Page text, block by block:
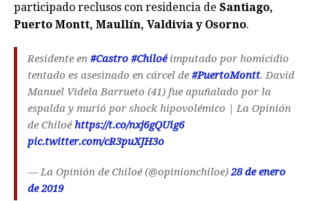
participado reclusos con residencia de Santiago,
Puerto Montt, Maullín, Valdivia y Osorno.
Residente en #Castro #Chiloéimputado por homicidio
tentado es asesinado en cárcel de #PuertoMontt. David
Manuel Videla Barrueto (41) fue apuñalado por la
espalda y murió por shock hipovolémico | La Opinión
de Chiloéhttps://t.co/nxj6gQUig6
pic.twitter.com/cR3puXJH3o
— La Opinión de Chiloé (@opinionchiloe)28 de enero
de 2019